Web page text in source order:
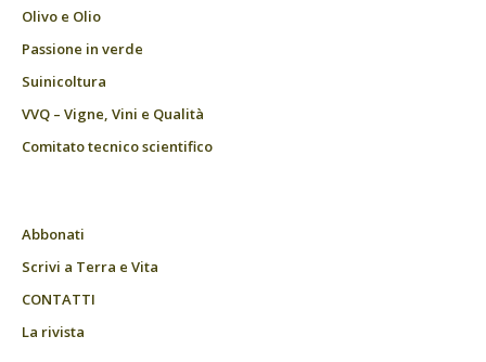
Olivo e Olio
Passione in verde
Suinicoltura
VVQ – Vigne, Vini e Qualità
Comitato tecnico scientifico
Abbonati
Scrivi a Terra e Vita
CONTATTI
La rivista